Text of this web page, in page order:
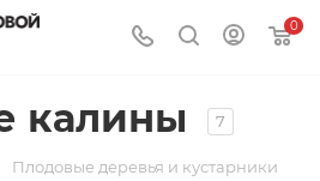
0
калины 7
Плодовые деревья и кустарники